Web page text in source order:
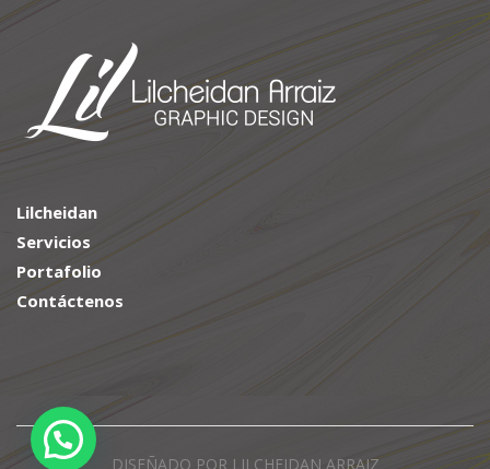
Lilcheidan
Servicios
Portafolio
Contáctenos
DISEÑADO POR LILCHEIDAN ARRAIZ